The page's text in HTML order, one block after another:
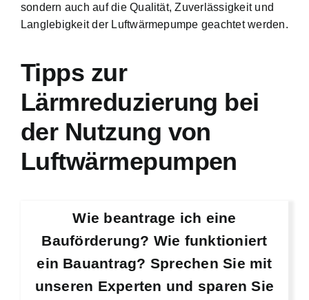
sondern auch auf die Qualität, Zuverlässigkeit und
Langlebigkeit der Luftwärmepumpe geachtet werden.
Tipps zur
Lärmreduzierung bei
der Nutzung von
Luftwärmepumpen
Wie beantrage ich eine
Bauförderung? Wie funktioniert
ein Bauantrag? Sprechen Sie mit
unseren Experten und sparen Sie